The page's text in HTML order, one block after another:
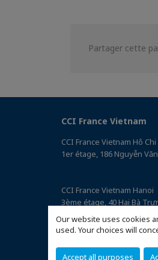
Our website uses cookies
used. Your choices will
Accept all purposes
Partager cette
CCI France Vietnam
CCI France Vietnam Hô
1er étage, 186 Nguyễn
CCI France Vietnam Hanoi
3ème étage, 40 Hai Bà
(Accéder au plan)